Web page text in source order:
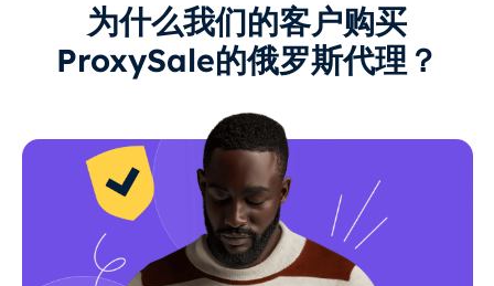
为什么我们的客户购买
ProxySale的俄罗斯代理？